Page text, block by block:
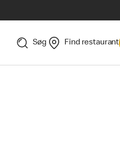
Søg Find restaurant